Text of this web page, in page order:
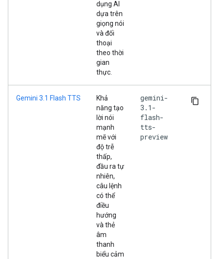
dụng AI
dựa trên
giọng nói
và đối
thoại
theo thời
gian
thực.
Gemini 3.1 Flash TTS
Khả
năng tạo
lời nói
mạnh
mẽ với
độ trễ
thấp,
đầu ra tự
nhiên,
câu lệnh
có thể
điều
hướng
và thẻ
âm
thanh
biểu cảm
gemini-
3.1-
flash-
tts-
preview